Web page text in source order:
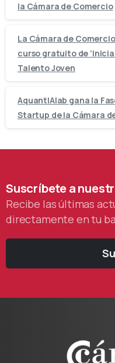
la Cámara de Comercio
La Cámara de
curso gratuito de
Talento Joven
AquantIAlab gana la
Startup de la Cámara
Suscríbetea
Recibe las últimas
directamente en tu